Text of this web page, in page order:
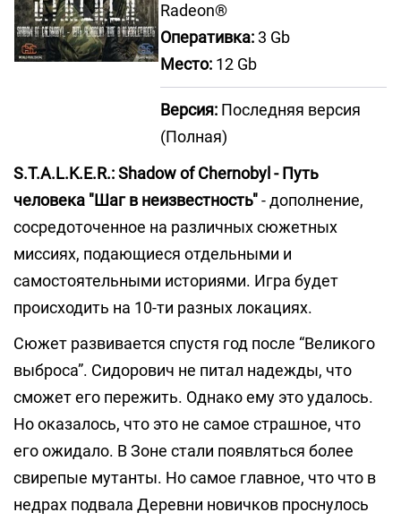
Radeon®
Оперативка: 3 Gb
Место: 12 Gb
Версия: Последняя версия
(Полная)
S.T.A.L.K.E.R.: Shadow of Chernobyl - Путь
человека "Шаг в неизвестность"- дополнение,
сосредоточенное на различных сюжетных
миссиях, подающиеся отдельными и
самостоятельными историями. Игра будет
происходить на 10-ти разных локациях.
Сюжет развивается спустя год после “Великого
выброса”. Сидорович не питал надежды, что
сможет его пережить. Однако ему это удалось.
Но оказалось, что это не самое страшное, что
его ожидало. В Зоне стали появляться более
свирепые мутанты. Но самое главное, что что в
недрах подвала Деревни новичков проснулось